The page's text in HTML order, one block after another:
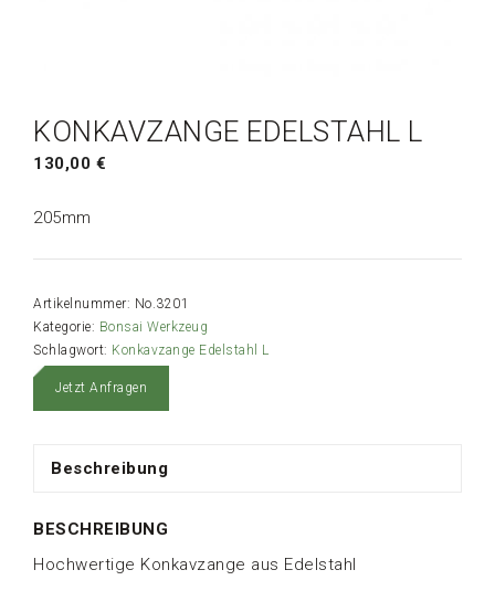
KONKAVZANGE EDELSTAHL L
130,00 €
205mm
Artikelnummer: No.3201
Kategorie: Bonsai Werkzeug
Schlagwort: Konkavzange Edelstahl L
Jetzt Anfragen
Beschreibung
BESCHREIBUNG
Hochwertige Konkavzange aus Edelstahl